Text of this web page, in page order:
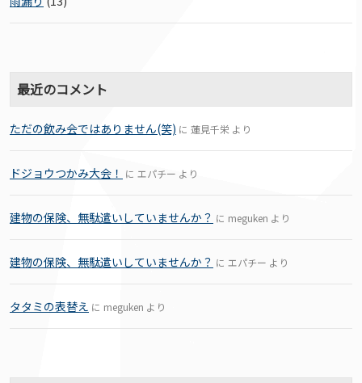
最近のコメント
ただの飲み会ではありません(笑) に 蓮見千栄 より
ドジョウつかみ大会！ に エパチー より
建物の保険、無駄遣いしていませんか？ に meguken より
建物の保険、無駄遣いしていませんか？ に エパチー より
タタミの表替え に meguken より